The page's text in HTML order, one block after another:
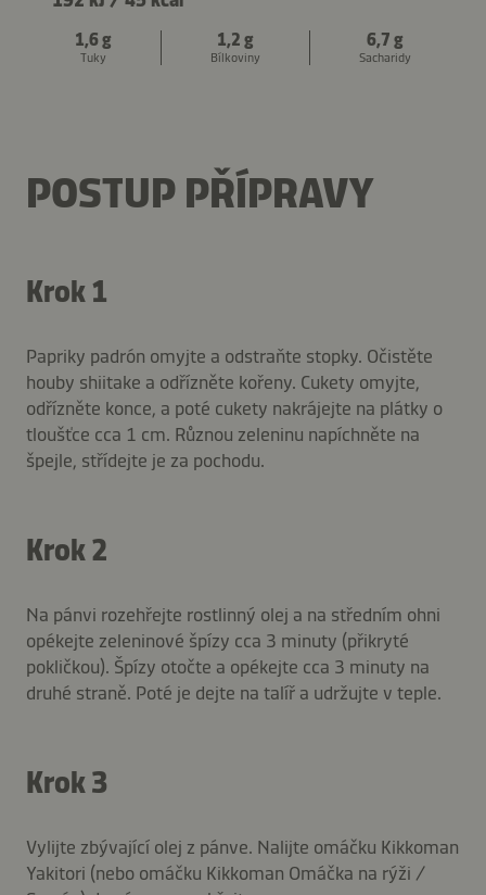
1,6 g
Tuky
1,2 g
Bílkoviny
6,7 g
Sacharidy
POSTUP PŘÍPRAVY
Krok 1
Papriky padrón omyjte a odstraňte stopky. Očistěte
houby shiitake a odřízněte kořeny. Cukety omyjte,
odřízněte konce, a poté cukety nakrájejte na plátky o
tloušťce cca 1 cm. Různou zeleninu napíchněte na
špejle, střídejte je za pochodu.
Krok 2
Na pánvi rozehřejte rostlinný olej a na středním ohni
opékejte zeleninové špízy cca 3 minuty (přikryté
pokličkou). Špízy otočte a opékejte cca 3 minuty na
druhé straně. Poté je dejte na talíř a udržujte v teple.
Krok 3
Vylijte zbývající olej z pánve. Nalijte omáčku Kikkoman
Yakitori (nebo omáčku Kikkoman Omáčka na rýži /